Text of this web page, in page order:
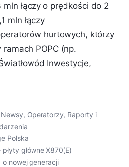
łączy o prędkości do 2
mln łączy
hurtowych, którzy
POPC (np.
Inwestycje,
Newsy, Operatorzy, Raporty i
Polska
główne X870(E)
o nowej generacji